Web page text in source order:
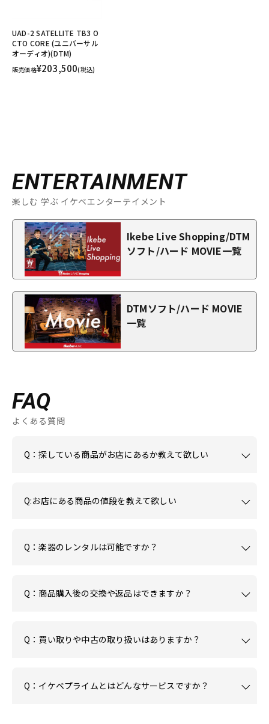
UAD-2 SATELLITE TB3 O
CTO CORE (ユニバーサル
オーディオ)(DTM)
販売価格¥203,500(税込)
ENTERTAINMENT
楽しむ 学ぶ イケベエンターテイメント
Ikebe Live Shopping/DTM
ソフト/ハード MOVIE一覧
DTMソフト/ハード MOVIE
一覧
FAQ
よくある質問
Q：探している商品がお店にあるか教えて欲しい
Q:お店にある商品の値段を教えて欲しい
Q：楽器のレンタルは可能ですか？
Q：商品購入後の交換や返品はできますか？
Q：買い取りや中古の取り扱いはありますか？
Q：イケベプライムとはどんなサービスですか？